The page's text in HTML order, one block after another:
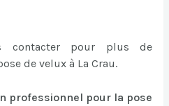
contacter pour plus de
de velux à La Crau.
professionnel pour la pose